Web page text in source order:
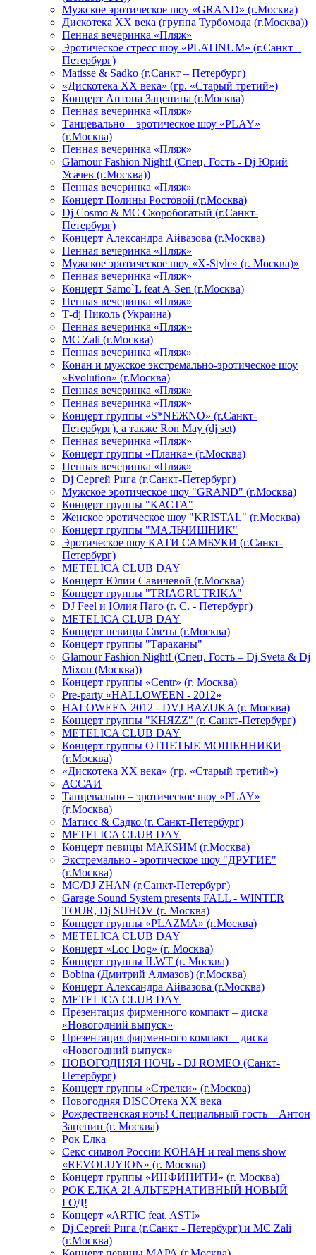
Мужское эротическое шоу «GRAND» (г.Москва)
Дискотека XX века (группа Турбомода (г.Москва))
Пенная вечеринка «Пляж»
Эротическое стресс шоу «PLATINUM» (г.Санкт –
Петербург)
Matisse & Sadko (г.Санкт – Петербург)
«Дискотека ХХ века» (гр. «Старый третий»)
Концерт Антона Зацепина (г.Москва)
Пенная вечеринка «Пляж»
Танцевально – эротическое шоу «PLAY»
(г.Москва)
Пенная вечеринка «Пляж»
Glamour Fashion Night! (Спец. Гость - Dj Юрий
Усачев (г.Москва))
Пенная вечеринка «Пляж»
Концерт Полины Ростовой (г.Москва)
Dj Cosmo & МС Скоробогатый (г.Санкт-
Петербург)
Концерт Александра Айвазова (г.Москва)
Пенная вечеринка «Пляж»
Мужское эротическое шоу «X-Style» (г. Москва)»
Пенная вечеринка «Пляж»
Концерт Samo`L feat A-Sen (г.Москва)
Пенная вечеринка «Пляж»
Т-dj Николь (Украина)
Пенная вечеринка «Пляж»
МС Zali (г.Москва)
Пенная вечеринка «Пляж»
Конан и мужское экстремально-эротическое шоу
«Evolution» (г.Москва)
Пенная вечеринка «Пляж»
Пенная вечеринка «Пляж»
Концерт группы «S*NEЖNO» (г.Санкт-
Петербург), а также Ron May (dj set)
Пенная вечеринка «Пляж»
Концерт группы «Планка» (г.Москва)
Пенная вечеринка «Пляж»
Dj Сергей Рига (г.Санкт-Петербург)
Мужское эротическое шоу "GRAND" (г.Москва)
Концерт группы "КАСТА"
Женское эротическое шоу "KRISTAL" (г.Москва)
Концерт группы "МАЛЬЧИШНИК"
Эротическое шоу КАТИ САМБУКИ (г.Санкт-
Петербург)
METELICA CLUB DAY
Концерт Юлии Савичевой (г.Москва)
Концерт группы "TRIAGRUTRIKA"
DJ Feel и Юлия Паго (г. С. - Петербург)
METELICA CLUB DAY
Концерт певицы Светы (г.Москва)
Концерт группы "Тараканы"
Glamour Fashion Night! (Спец. Гость – Dj Sveta & Dj
Mixon (Москва))
Концерт группы «Centr» (г. Москва)
Pre-party «HALLOWEEN - 2012»
HALOWEEN 2012 - DVJ BAZUKA (г. Москва)
Концерт группы "КНЯZZ" (г. Санкт-Петербург)
METELICA CLUB DAY
Концерт группы ОТПЕТЫЕ МОШЕННИКИ
(г.Москва)
«Дискотека ХХ века» (гр. «Старый третий»)
АССАИ
Танцевально – эротическое шоу «PLAY»
(г.Москва)
Матисс & Садко (г. Санкт-Петербург)
METELICA CLUB DAY
Концерт певицы МАКSИМ (г.Москва)
Экстремально - эротическое шоу "ДРУГИЕ"
(г.Москва)
МС/DJ ZHAN (г.Санкт-Петербург)
Garage Sound System presents FALL - WINTER
TOUR, Dj SUHOV (г. Москва)
Концерт группы «PLAZMA» (г.Москва)
METELICA CLUB DAY
Концерт «Loc Dog» (г. Москва)
Концерт группы ILWT (г. Москва)
Bobina (Дмитрий Алмазов) (г.Москва)
Концерт Александра Айвазова (г.Москва)
METELICA CLUB DAY
Презентация фирменного компакт – диска
«Новогодний выпуск»
Презентация фирменного компакт – диска
«Новогодний выпуск»
НОВОГОДНЯЯ НОЧЬ - DJ ROMEO (Санкт-
Петербург)
Концерт группы «Стрелки» (г.Москва)
Новогодняя DISCOтека ХХ века
Рождественская ночь! Специальный гость – Антон
Зацепин (г. Москва)
Рок Елка
Секс символ России КОНАН и real mens show
«REVOLUYION» (г. Москва)
Концерт группы «ИНФИНИТИ» (г. Москва)
РОК ЕЛКА 2! АЛЬТЕРНАТИВНЫЙ НОВЫЙ
ГОД!
Концерт «ARTIC feat. ASTI»
Dj Сергей Рига (г.Санкт - Петербург) и MC Zali
(г.Москва)